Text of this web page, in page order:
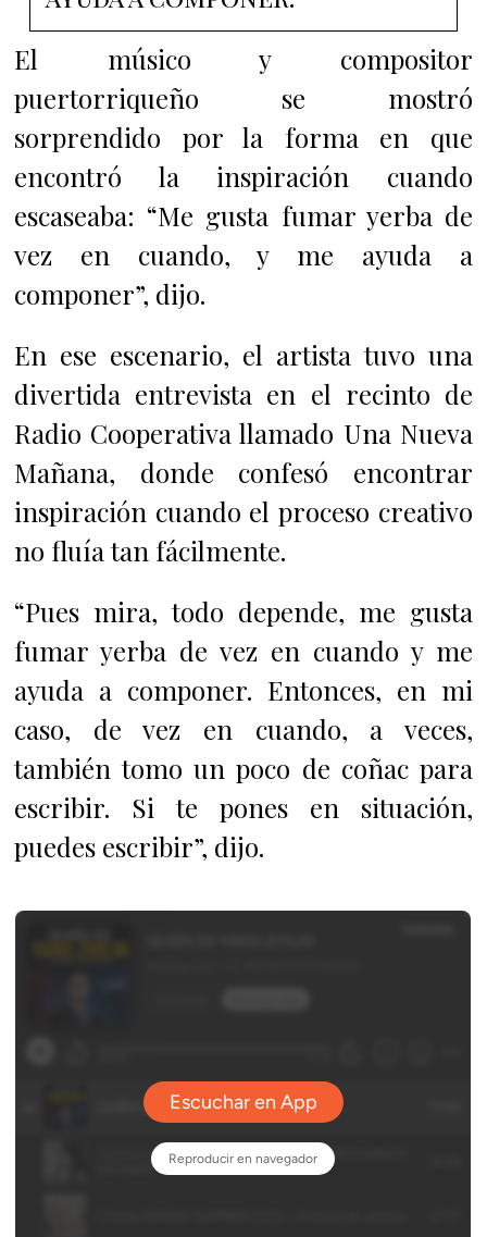
El músico y compositor
puertorriqueño se mostró
sorprendido por la forma en que
encontró la inspiración cuando
escaseaba: “Me gusta fumar yerba de
vez en cuando, y me ayuda a
componer”, dijo.
En ese escenario, el artista tuvo una
divertida entrevista en el recinto de
Radio Cooperativa llamado Una Nueva
Mañana, donde confesó encontrar
inspiración cuando el proceso creativo
no fluía tan fácilmente.
“Pues mira, todo depende, me gusta
fumar yerba de vez en cuando y me
ayuda a componer. Entonces, en mi
caso, de vez en cuando, a veces,
también tomo un poco de coñac para
escribir. Si te pones en situación,
puedes escribir”, dijo.